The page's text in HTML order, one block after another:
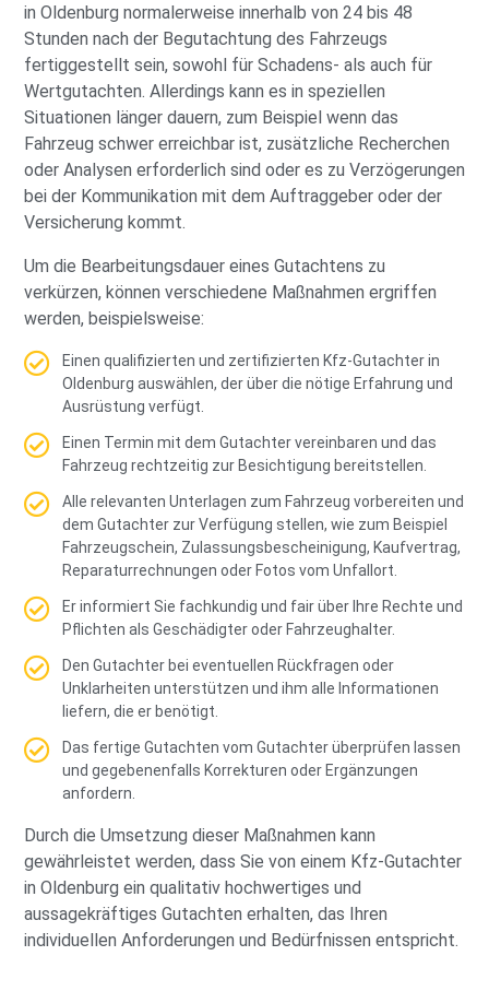
in Oldenburg normalerweise innerhalb von 24 bis 48
Stunden nach der Begutachtung des Fahrzeugs
fertiggestellt sein, sowohl für Schadens- als auch für
Wertgutachten. Allerdings kann es in speziellen
Situationen länger dauern, zum Beispiel wenn das
Fahrzeug schwer erreichbar ist, zusätzliche Recherchen
oder Analysen erforderlich sind oder es zu Verzögerungen
bei der Kommunikation mit dem Auftraggeber oder der
Versicherung kommt.
Um die Bearbeitungsdauer eines Gutachtens zu
verkürzen, können verschiedene Maßnahmen ergriffen
werden, beispielsweise:
Einen qualifizierten und zertifizierten Kfz-Gutachter in
Oldenburg auswählen, der über die nötige Erfahrung und
Ausrüstung verfügt.
Einen Termin mit dem Gutachter vereinbaren und das
Fahrzeug rechtzeitig zur Besichtigung bereitstellen.
Alle relevanten Unterlagen zum Fahrzeug vorbereiten und
dem Gutachter zur Verfügung stellen, wie zum Beispiel
Fahrzeugschein, Zulassungsbescheinigung, Kaufvertrag,
Reparaturrechnungen oder Fotos vom Unfallort.
Er informiert Sie fachkundig und fair über Ihre Rechte und
Pflichten als Geschädigter oder Fahrzeughalter.
Den Gutachter bei eventuellen Rückfragen oder
Unklarheiten unterstützen und ihm alle Informationen
liefern, die er benötigt.
Das fertige Gutachten vom Gutachter überprüfen lassen
und gegebenenfalls Korrekturen oder Ergänzungen
anfordern.
Durch die Umsetzung dieser Maßnahmen kann
gewährleistet werden, dass Sie von einem Kfz-Gutachter
in Oldenburg ein qualitativ hochwertiges und
aussagekräftiges Gutachten erhalten, das Ihren
individuellen Anforderungen und Bedürfnissen entspricht.